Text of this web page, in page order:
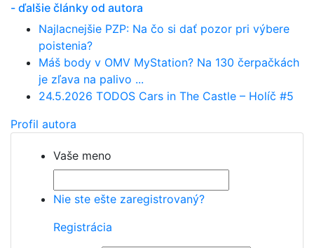
- ďalšie články od autora
Najlacnejšie PZP: Na čo si dať pozor pri výbere
poistenia?
Máš body v OMV MyStation? Na 130 čerpačkách
je zľava na palivo ...
24.5.2026 TODOS Cars in The Castle – Holíč #5
Profil autora
Vaše meno
Nie ste ešte zaregistrovaný?
Registrácia